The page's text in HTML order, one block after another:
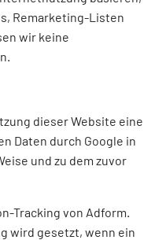
Remarketing-Listen
wir keine
dieser Website eine
Daten durch Google in
und zu dem zuvor
Tracking von Adform.
wird gesetzt, wenn ein